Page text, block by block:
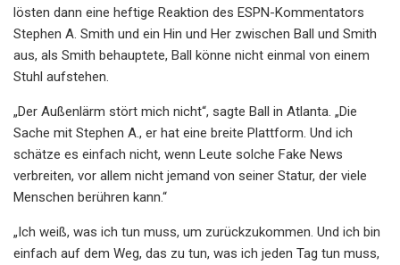
lösten dann eine heftige Reaktion des ESPN-Kommentators
Stephen A. Smith und ein Hin und Her zwischen Ball und Smith
aus, als Smith behauptete, Ball könne nicht einmal von einem
Stuhl aufstehen.
„Der Außenlärm stört mich nicht“, sagte Ball in Atlanta. „Die
Sache mit Stephen A., er hat eine breite Plattform. Und ich
schätze es einfach nicht, wenn Leute solche Fake News
verbreiten, vor allem nicht jemand von seiner Statur, der viele
Menschen berühren kann.“
„Ich weiß, was ich tun muss, um zurückzukommen. Und ich bin
einfach auf dem Weg, das zu tun, was ich jeden Tag tun muss,